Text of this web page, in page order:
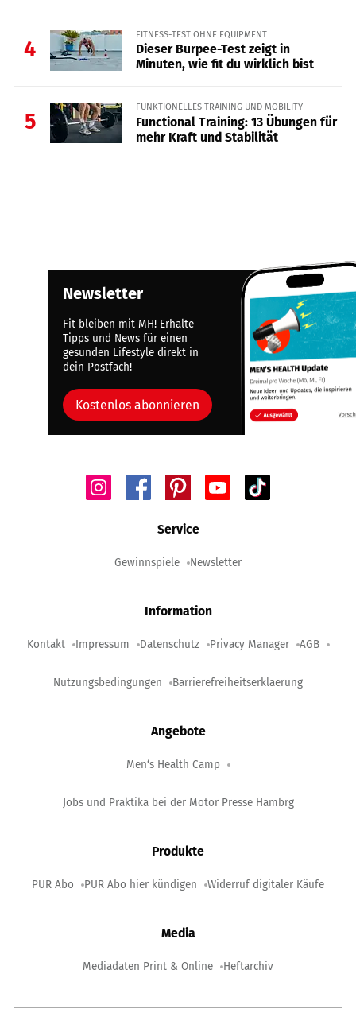
4
FITNESS-TEST OHNE EQUIPMENT
Dieser Burpee-Test zeigt in
Minuten, wie fit du wirklich bist
5
FUNKTIONELLES TRAINING UND MOBILITY
Functional Training: 13 Übungen für
mehr Kraft und Stabilität
Newsletter
Fit bleiben mit MH! Erhalte
Tipps und News für einen
gesunden Lifestyle direkt in
dein Postfach!
Kostenlos abonnieren
Service
Gewinnspiele Newsletter
Information
Kontakt Impressum Datenschutz Privacy Manager AGB
Nutzungsbedingungen Barrierefreiheitserklaerung
Angebote
Men‘s Health Camp
Jobs und Praktika bei der Motor Presse Hambrg
Produkte
PUR Abo PUR Abo hier kündigen Widerruf digitaler Käufe
Media
Mediadaten Print & Online Heftarchiv